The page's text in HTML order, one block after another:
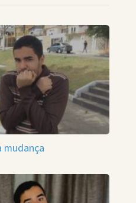
mudança